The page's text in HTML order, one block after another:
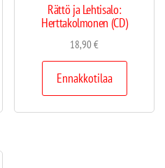
Rättö ja Lehtisalo:
Herttakolmonen (CD)
18,90€
Ennakkotilaa